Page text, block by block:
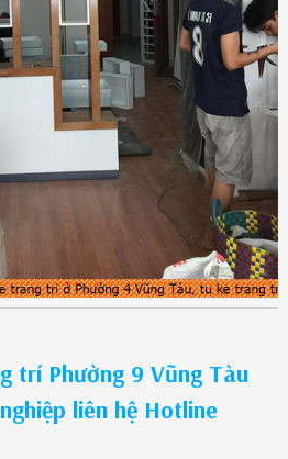
trí Phường 9 Vũng Tàu
liên hệ Hotline